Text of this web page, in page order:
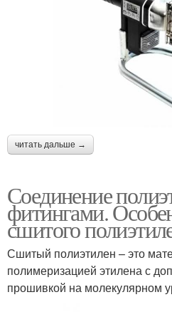
читать дальше →
Соединение
фитингами.
сшитого
Сшитый полиэтилен – это
полимеризацией этилена с
прошивкой на молекулярном